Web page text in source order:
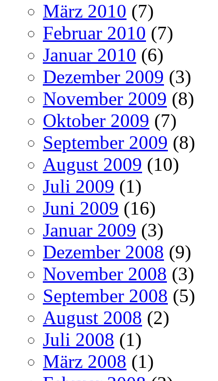
März 2010 (7)
Februar 2010 (7)
Januar 2010 (6)
Dezember 2009 (3)
November 2009 (8)
Oktober 2009 (7)
September 2009 (8)
August 2009 (10)
Juli 2009 (1)
Juni 2009 (16)
Januar 2009 (3)
Dezember 2008 (9)
November 2008 (3)
September 2008 (5)
August 2008 (2)
Juli 2008 (1)
März 2008 (1)